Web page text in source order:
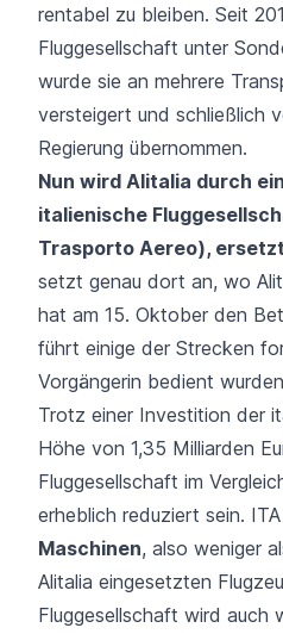
rentabel zu bleiben. Seit
Fluggesellschaft unter
wurde sie an mehrere
versteigert und schließlich
Regierung übernommen.
Nun wird Alitalia durch
italienische
Trasporto Aereo), ersetzt
setzt genau dort an, wo
hat am 15. Oktober den
führt einige der Strecken
Vorgängerin bedient
Trotz einer Investition der
Höhe von 1,35 Milliarden
Fluggesellschaft im
erheblich reduziert sein.
Maschinen, also weniger
Alitalia eingesetzten
Fluggesellschaft wird auch